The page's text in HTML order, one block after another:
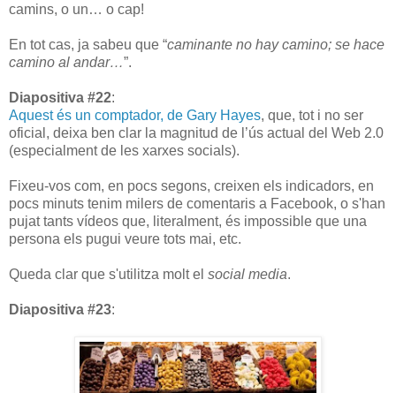
camins, o un… o cap!
En tot cas, ja sabeu que “caminante no hay camino; se hace
camino al andar…”.
Diapositiva #22:
Aquest és un comptador, de Gary Hayes, que, tot i no ser
oficial, deixa ben clar la magnitud de l’ús actual del Web 2.0
(especialment de les xarxes socials).
Fixeu-vos com, en pocs segons, creixen els indicadors, en
pocs minuts tenim milers de comentaris a Facebook, o s'han
pujat tants vídeos que, literalment, és impossible que una
persona els pugui veure tots mai, etc.
Queda clar que s'utilitza molt el social media.
Diapositiva #23: